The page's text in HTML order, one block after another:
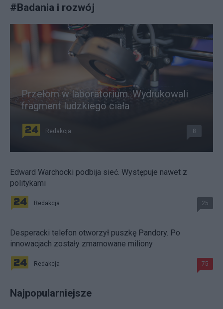
#Badania i rozwój
Przełom w laboratorium. Wydrukowali
fragment ludzkiego ciała
Redakcja 8
Edward Warchocki podbija sieć. Występuje nawet z
politykami
Redakcja 25
Desperacki telefon otworzył puszkę Pandory. Po
innowacjach zostały zmarnowane miliony
Redakcja 75
Najpopularniejsze